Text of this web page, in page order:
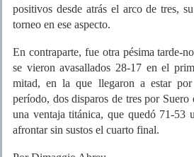
positivos desde atrás el arco de tres,
torneo en ese aspecto.
En contraparte, fue otra pésima tarde-
se vieron avasallados 28-17 en el
mitad, en la que llegaron a estar
período, dos disparos de tres por Suero
una ventaja titánica, que quedó 71-53
afrontar sin sustos el cuarto final.